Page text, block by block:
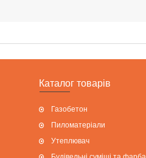
Каталог товарів
Газобетон
Пиломатеріали
Утеплювач